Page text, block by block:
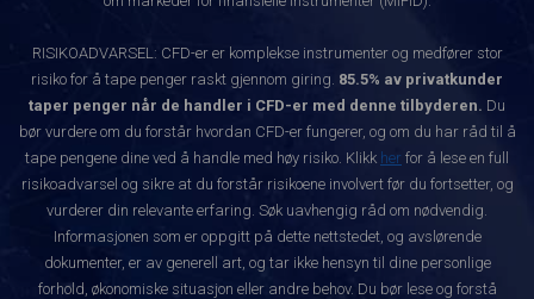
RISIKOADVARSEL: CFD-er er komplekse instrumenter og medfører stor
risiko for å tape penger raskt gjennom giring. 85.5% av privatkunder
taper penger når de handler i CFD-er med denne tilbyderen. Du
bør vurdere om du forstår hvordan CFD-er fungerer, og om du har råd til å
tape pengene dine ved å handle med høy risiko. Klikk her for å lese en full
risikoadvarsel og sikre at du forstår risikoene involvert før du fortsetter, og
vurderer din relevante erfaring. Søk uavhengig råd om nødvendig.
Informasjonen som er oppgitt på dette nettstedet, og avslørende
dokumenter, er av generell art, og tar ikke hensyn til dine personlige
forhold, økonomiske situasjon eller andre behov. Du bør lese og forstå